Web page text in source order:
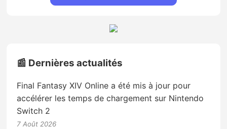
📰 Dernières actualités
Final Fantasy XIV Online a été mis à jour pour
accélérer les temps de chargement sur Nintendo
Switch 2
7 Août 2026